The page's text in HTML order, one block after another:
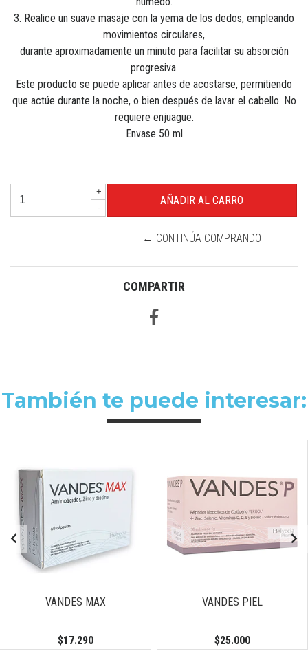
3. Realice un suave masaje con la yema de los dedos, empleando
movimientos circulares,
durante aproximadamente un minuto para facilitar su absorción
progresiva.
Este producto se puede aplicar antes de acostarse, permitiendo
que actúe durante la noche, o bien después de lavar el cabello. No
requiere enjuague.
Envase 50 ml
+
-
← CONTINÚA COMPRANDO
COMPARTIR
También te puede interesar:
VANDES MAX
$17.290
VANDES PIEL
$25.000